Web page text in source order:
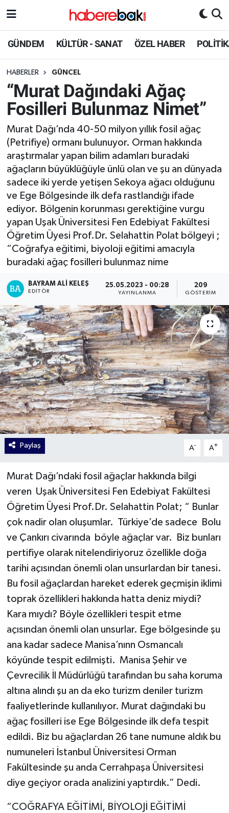
GÜNDEM KÜLTÜR - SANAT ÖZEL HABER
HABERLER GÜNCEL
“Murat Dağındaki Ağaç
Fosilleri Bulunmaz Nimet”
Murat Dağı’nda 40-50 milyon yıllık fosil ağaç
(Petrifiye) ormanı bulunuyor. Orman hakkında
araştırmalar yapan bilim adamları buradaki
ağaçların büyüklüğüyle ünlü olan ve şu an dünyada
sadece iki yerde yetişen Sekoya ağacı olduğunu
ve Ege Bölgesinde ilk defa rastlandığı ifade
ediyor. Bölgenin korunması gerektiğine vurgu
yapan Uşak Üniversitesi Fen Edebiyat Fakültesi
Öğretim Üyesi Prof.Dr. Selahattin Polat bölgeyi ;
“Coğrafya eğitimi, biyoloji eğitimi amacıyla
buradaki ağaç fosilleri bulunmaz nime
BAYRAM ALI KELEŞ
EDITÖR
25.05.2023 - 00:28
YAYINLANMA
209
GÖSTERIM
Paylaş A- A+
Murat Dağı’ndaki fosil ağaçlar hakkında bilgi
veren Uşak Üniversitesi Fen Edebiyat Fakültesi
Öğretim Üyesi Prof.Dr. Selahattin Polat; “ Bunlar
çok nadir olan oluşumlar. Türkiye’de sadece Bolu
ve Çankırı civarında böyle ağaçlar var. Biz bunları
pertifiye olarak nitelendiriyoruz özellikle doğa
tarihi açısından önemli olan unsurlardan bir tanesi.
Bu fosil ağaçlardan hareket ederek geçmişin iklimi
toprak özellikleri hakkında hatta deniz miydi?
Kara mıydı? Böyle özellikleri tespit etme
açısından önemli olan unsurlar. Ege bölgesinde şu
ana kadar sadece Manisa’nınn Osmancalı
köyünde tespit edilmişti. Manisa Şehir ve
Çevrecilik İl Müdürlüğü tarafından bu saha koruma
altına alındı şu an da eko turizm deniler turizm
faaliyetlerinde kullanılıyor. Murat dağındaki bu
ağaç fosilleri ise Ege Bölgesinde ilk defa tespit
edildi. Biz bu ağaçlardan 26 tane numune aldık bu
numuneleri İstanbul Üniversitesi Orman
Fakültesinde şu anda Cerrahpaşa Üniversitesi
diye geçiyor orada analizini yaptırdık.” Dedi.
“COĞRAFYA EĞİTİMİ, BİYOLOJİ EĞİTİMİ
Hava Durumu
Süper Lig Puan Durumu ve Fikstür
Tüm Manşetler
Son Dakika Haberleri
Haber Arşivi